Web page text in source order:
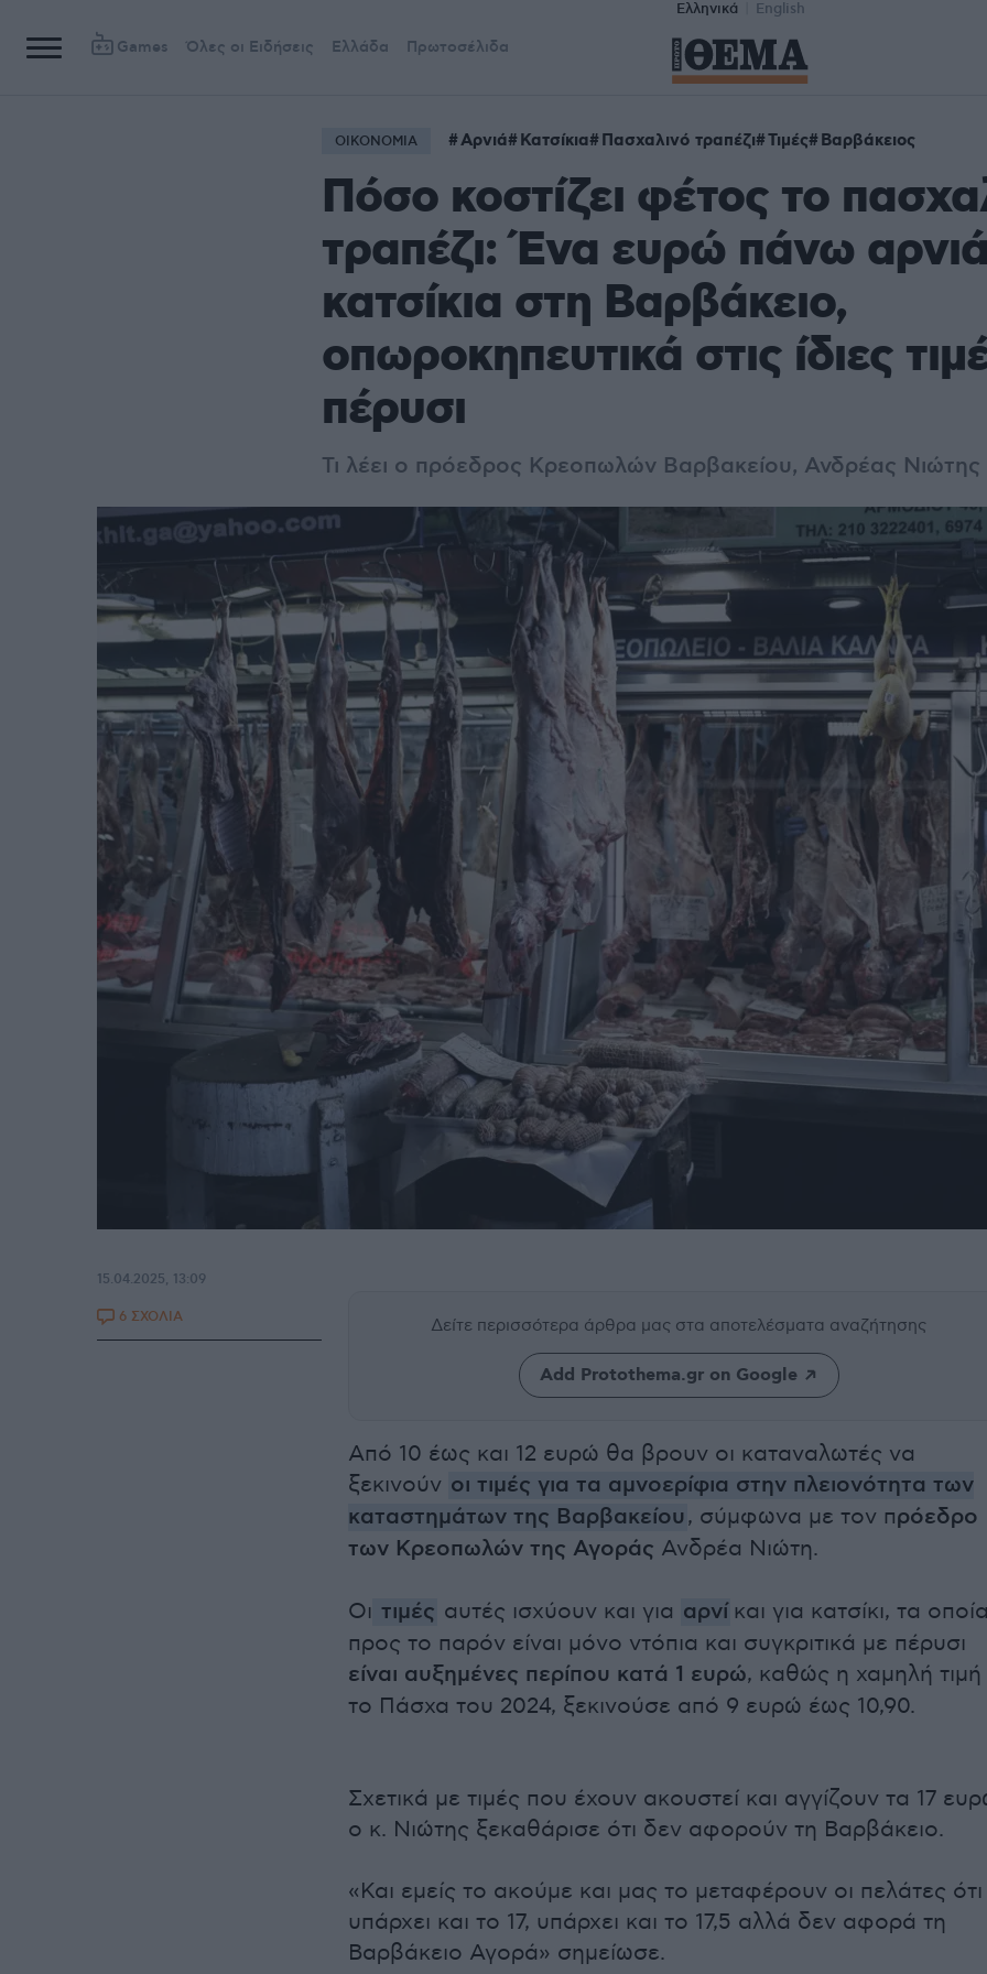
Ελληνικά English
Games Όλες οι Ειδήσεις Ελλάδα Πρωτοσέλιδα
ΟΙΚΟΝΟΜΙΑ Αρνιά Κατσίκια Πασχαλινό τραπέζι Τιμές Βαρβάκειος
Πόσο κοστίζει φέτος το
τραπέζι: Ένα ευρώ πάνω
κατσίκια στη Βαρβάκειο,
οπωροκηπευτικά στις ίδιες
πέρυσι
Τι λέει ο πρόεδρος Κρεοπωλών Βαρβακείου, Ανδρέας Νιώτης
Δείτε περισσότερα άρθρα μας στα αποτελέσματα αναζήτησης
Add Protothema.gr on Google
Από 10 έως και 12 ευρώ θα βρουν οι καταναλωτές να
ξεκινούν οι τιμές για τα αμνοερίφια στην πλειονότητα των
καταστημάτων της Βαρβακείου, σύμφωνα με τον πρόεδρο
των Κρεοπωλών της Αγοράς Ανδρέα Νιώτη.
Οι τιμές αυτές ισχύουν και για αρνί και για κατσίκι, τα
προς το παρόν είναι μόνο ντόπια και συγκριτικά με πέρυσι
είναι αυξημένες περίπου κατά 1 ευρώ, καθώς η χαμηλή τιμή
το Πάσχα του 2024, ξεκινούσε από 9 ευρώ έως 10,90.
Σχετικά με τιμές που έχουν ακουστεί και αγγίζουν τα 17
ο κ. Νιώτης ξεκαθάρισε ότι δεν αφορούν τη Βαρβάκειο.
«Και εμείς το ακούμε και μας το μεταφέρουν οι πελάτες ότι
υπάρχει και το 17, υπάρχει και το 17,5 αλλά δεν αφορά τη
Βαρβάκειο Αγορά» σημείωσε.
15.04.2025, 13:09
6 ΣΧΟΛΙΑ